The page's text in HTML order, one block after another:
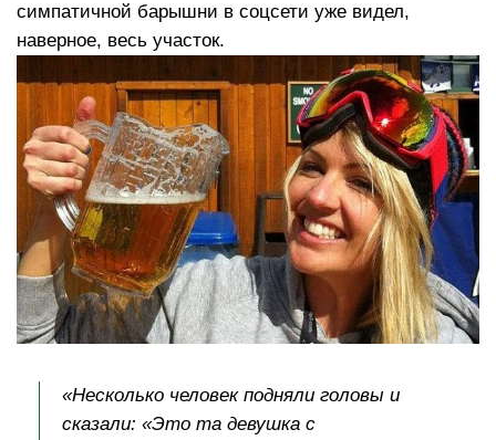
симпатичной барышни в соцсети уже видел,
наверное, весь участок.
«Несколько человек подняли головы и
сказали: «Это та девушка с